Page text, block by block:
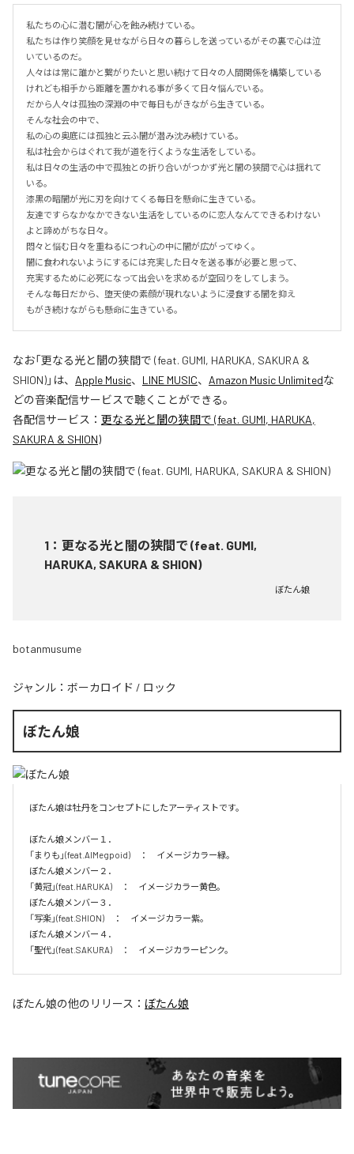
私たちの心に潜む闇が心を蝕み続けている。
私たちは作り笑顔を見せながら日々の暮らしを送っているがその裏で心は泣
いているのだ。
人々はは常に誰かと繋がりたいと思い続けて日々の人間関係を構築している
けれども相手から距離を置かれる事が多くて日々悩んでいる。
だから人々は孤独の深淵の中で毎日もがきながら生きている。
そんな社会の中で、
私の心の奥底には孤独と云ふ闇が潜み沈み続けている。
私は社会からはぐれて我が道を行くような生活をしている。
私は日々の生活の中で孤独との折り合いがつかず光と闇の狭間で心は揺れて
いる。
漆黒の暗闇が光に刃を向けてくる毎日を懸命に生きている。
友達ですらなかなかできない生活をしているのに恋人なんてできるわけない
よと諦めがちな日々。
悶々と悩む日々を重ねるにつれ心の中に闇が広がってゆく。
闇に食われないようにするには充実した日々を送る事が必要と思って、
充実するために必死になって出会いを求めるが空回りをしてしまう。
そんな毎日だから、堕天使の素顔が現れないように浸食する闇を抑え
もがき続けながらも懸命に生きている。
なお「更なる光と闇の狭間で (feat. GUMI, HARUKA, SAKURA &
SHION)」は、 Apple Music、 LINE MUSIC、 Amazon Music Unlimitedな
どの音楽配信サービスで聴くことができる。
各配信サービス： 更なる光と闇の狭間で (feat. GUMI, HARUKA,
SAKURA & SHION)
1 ： 更なる光と闇の狭間で (feat. GUMI,
HARUKA, SAKURA & SHION)
ぼたん娘
botanmusume
ジャンル： ボーカロイド / ロック
ぼたん娘
ぼたん娘は牡丹をコンセプトにしたアーティストです。
ぼたん娘メンバー１．
「まりも」(feat.AIMegpoid)　：　イメージカラー緑。
ぼたん娘メンバー２．
「黄冠」(feat.HARUKA)　：　イメージカラー黄色。
ぼたん娘メンバー３．
「写楽」(feat.SHION)　：　イメージカラー紫。
ぼたん娘メンバー４．
「聖代」(feat.SAKURA)　：　イメージカラーピンク。
ぼたん娘の他のリリース： ぼたん娘